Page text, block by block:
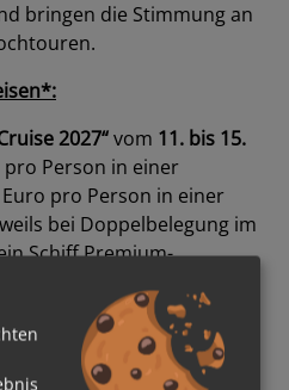
bringen die Stimmung an
*:
2027“vom 11. bis 15.
pro Person in einer
pro Person in einer
bei Doppelbelegung im
Schiff Premium-
Palma (Mallorca) über
wieder zurück nach